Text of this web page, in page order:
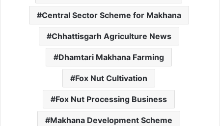
Central Sector Scheme for Makhana
Chhattisgarh Agriculture News
Dhamtari Makhana Farming
Fox Nut Cultivation
Fox Nut Processing Business
Makhana Development Scheme